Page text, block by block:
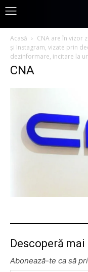
Acasă
CNA are în vizor
și Instagram, vizate prin
dezinformare, incitare la
CNA
Descoperă
Abonează-te ca să
Tastează emailul tău...